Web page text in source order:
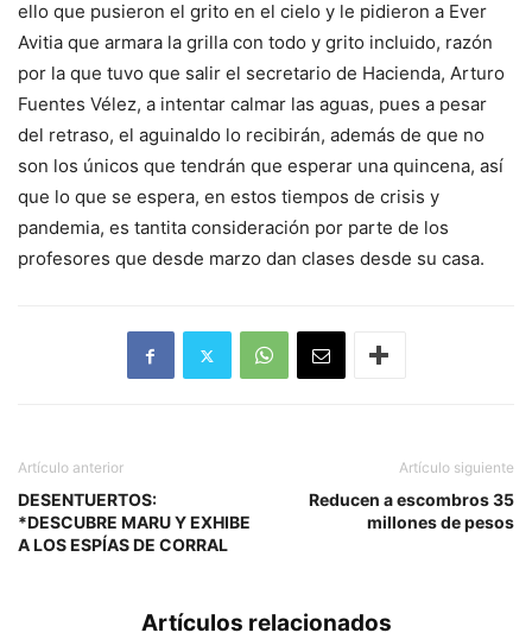
ello que pusieron el grito en el cielo y le pidieron a Ever
Avitia que armara la grilla con todo y grito incluido, razón
por la que tuvo que salir el secretario de Hacienda, Arturo
Fuentes Vélez, a intentar calmar las aguas, pues a pesar
del retraso, el aguinaldo lo recibirán, además de que no
son los únicos que tendrán que esperar una quincena, así
que lo que se espera, en estos tiempos de crisis y
pandemia, es tantita consideración por parte de los
profesores que desde marzo dan clases desde su casa.
Artículo anterior
DESENTUERTOS:
*DESCUBRE MARU Y EXHIBE
A LOS ESPÍAS DE CORRAL
Artículo siguiente
Reducen a escombros 35
millones de pesos
Artículos relacionados